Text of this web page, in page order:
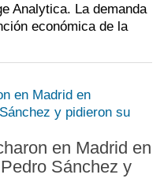
Analytica. La demanda
económica de la
en Madrid en
Sánchez y